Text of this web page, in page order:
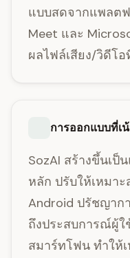
แบบสดจากแพลต
Meet และ
ผลไฟล์เสียง/วิดีโ
การออกแบบที่เ
SozAI สร้างขึ้นเป็
หลัก ปรับให้เหมา
Android ปรัชญาก
ถึงประสบการณ์ผู้
สมาร์ทโฟน ทำให้